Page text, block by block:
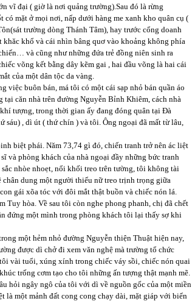
vĩ đại ( giờ là nơi quảng trường).Sau đó là rừng
mặt ở mọi nơi, nấp dưới hàng me xanh kho quân cụ (
trường dòng Thánh Tâm), hay trước cổng doanh
khổ và cái nhìn bâng quơ vào khoảng không phía
và cũng như những đứa trẻ đồng niên sinh ra
võng kết bằng dây kẽm gai , hai đầu võng là hai cái
của một dân tộc da vàng.
việc buôn bán, má tôi có một cái sạp nhỏ bán quần áo
căn nhà trên đường Nguyễn Bỉnh Khiêm, cách nhà
tượng, trong thời gian ấy đang đóng quân tại Đà
sáu) , dì út ( thứ chín ) và tôi. Ông ngoại đã mất từ lâu,
biệt phái. Năm 73,74 gì đó, chiến tranh trở nên ác liệt
và phòng khách của nhà ngoại đầy những bức tranh
nhòe nhoẹt, nổi khối treo trên tường, tôi không tài
dung một người thiếu nữ treo trịnh trọng giữa
gái xõa tóc với đôi mắt thật buồn và chiếc nón lá.
Tuy hòa. Về sau tôi còn nghe phong phanh, chị đã chết
đứng một mình trong phòng khách tôi lại thấy sợ khi
một hẻm nhỏ đường Nguyễn thiện Thuật hiện nay,
được dì chở đi xem văn nghệ mà trường tổ chức
vài tuổi, xúng xính trong chiếc váy sồi, chiếc nón quai
trống cơm tạo cho tôi những ấn tượng thật mạnh mẽ.
hỏi ngây ngô của tôi với dì về nguồn gốc của một miền
là một mảnh đất cong cong chạy dài, mặt giáp với biển